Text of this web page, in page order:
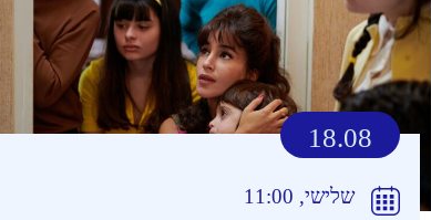
18.08
שלישי, 11:00